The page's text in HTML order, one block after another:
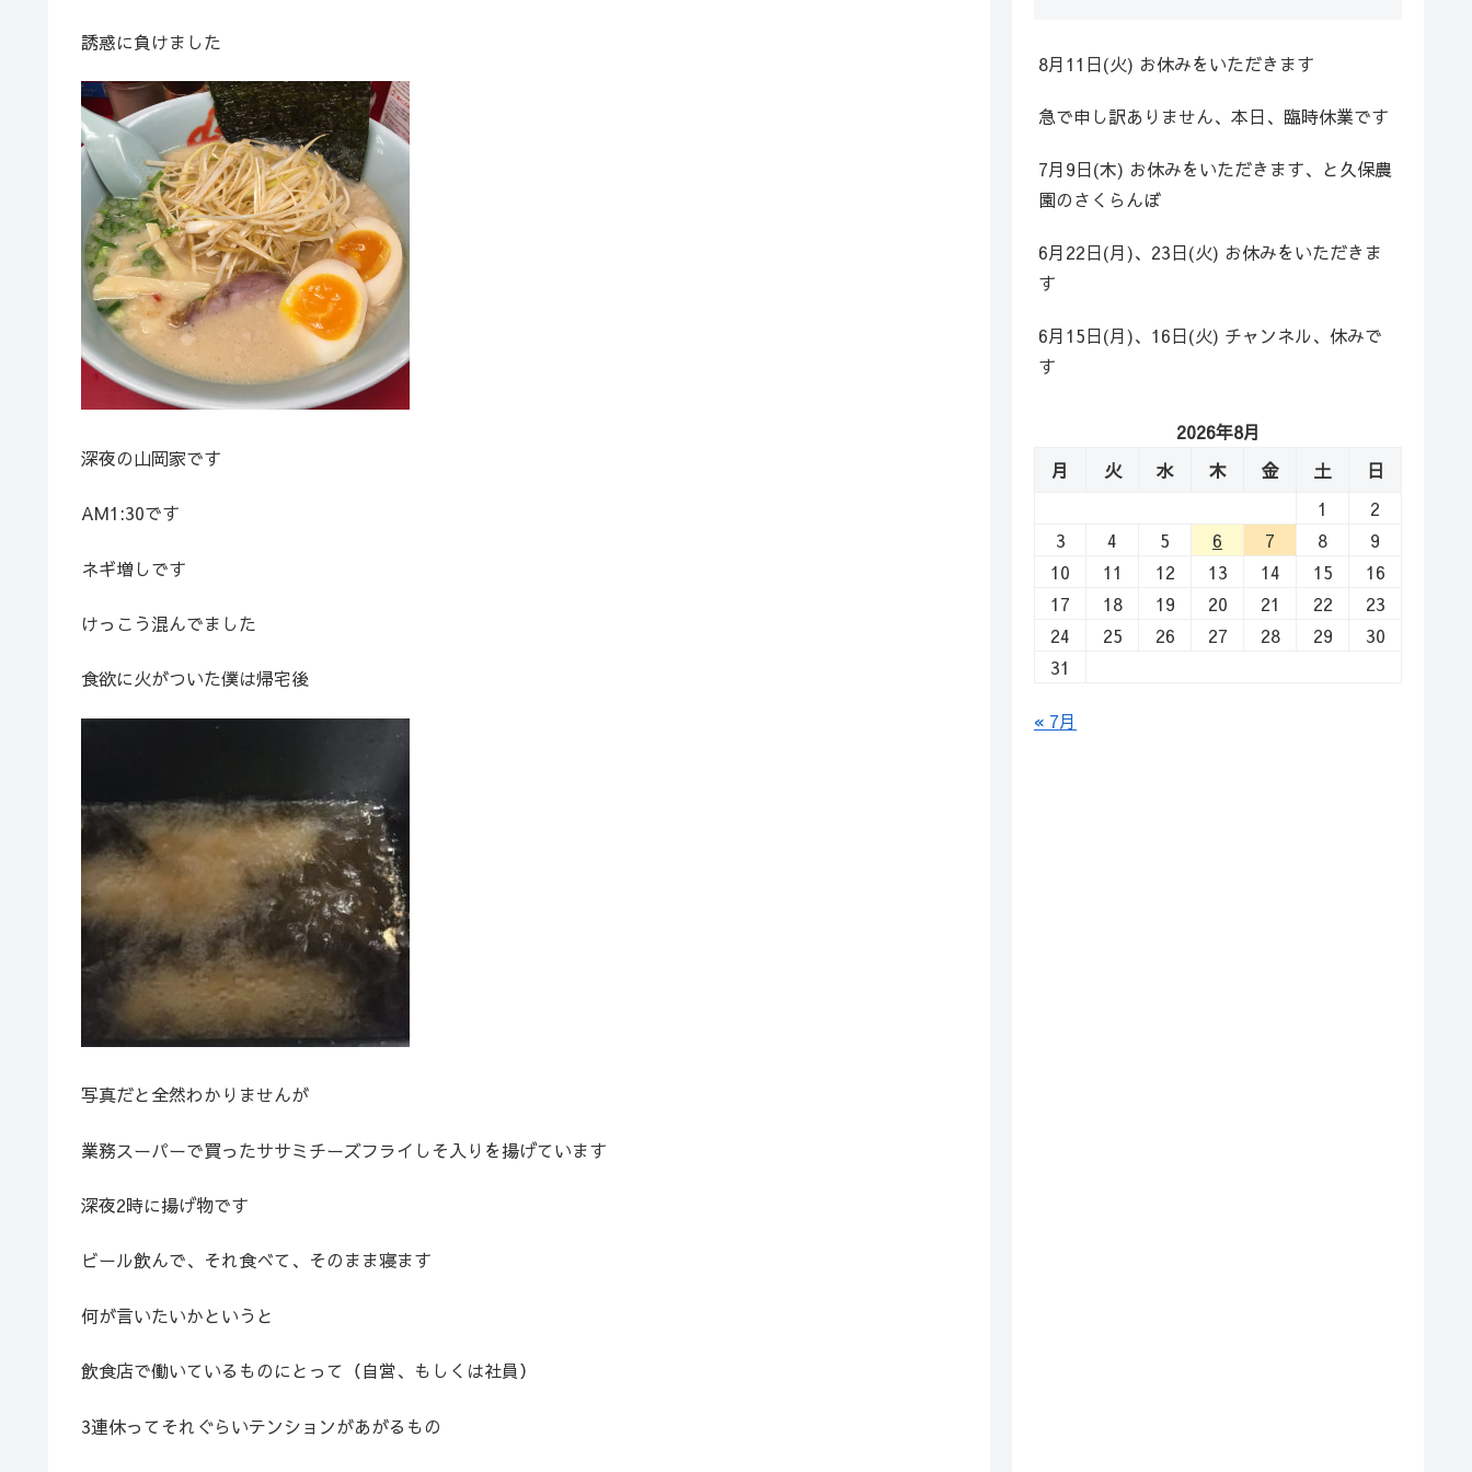
誘惑に負けました
深夜の山岡家です
AM1:30です
ネギ増しです
けっこう混んでました
食欲に火がついた僕は帰宅後
写真だと全然わかりませんが
業務スーパーで買ったササミチーズフライしそ入りを揚げています
深夜2時に揚げ物です
ビール飲んで、それ食べて、そのまま寝ます
何が言いたいかというと
飲食店で働いているものにとって（自営、もしくは社員）
3連休ってそれぐらいテンションがあがるもの
8月11日(火) お休みをいただきます
急で申し訳ありません、本日、臨時休業です
7月9日(木) お休みをいただきます、と久保農
園のさくらんぼ
6月22日(月)、23日(火) お休みをいただきま
す
6月15日(月)、16日(火) チャンネル、休みで
す
2026年8月
月
火 水 木 金 土
日
1
2
3
4 5 6 7 8
9
10
11 12 13 14 15
16
17
18 19 20 21 22
23
24
25 26 27 28 29
30
31
« 7月